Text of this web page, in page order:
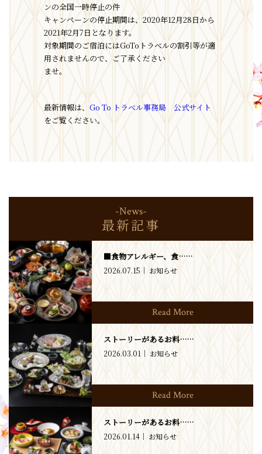
ンの全国一時停止の件
キャンペーンの停止期間は、2020年12月28日から
2021年2月7日となります。
対象期間のご宿泊にはGoToトラベルの割引等が適
用されませんので、ご了承ください
ませ。
最新情報は、 Go To トラベル事務局 公式サイト
をご覧ください。
-News-
最新記事
■食物アレルギー、食……
2026.07.15 お知らせ
Read More
ストーリーがあるお料……
2026.03.01 お知らせ
Read More
ストーリーがあるお料……
2026.01.14 お知らせ